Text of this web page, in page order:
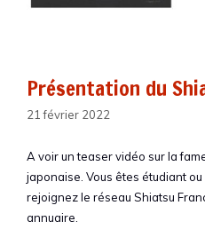
Présentation du
21 février 2022
A voir un teaser vidéo sur la
japonaise. Vous êtes étudiant
rejoignez le réseau Shiatsu
annuaire.